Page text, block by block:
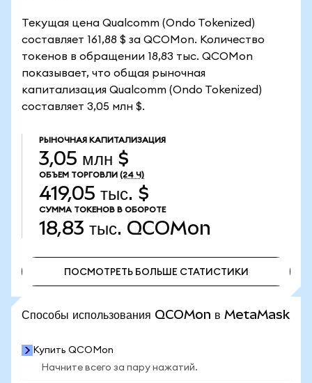
Текущая цена Qualcomm (Ondo Tokenized)
составляет 161,88 $ за QCOMon. Количество
токенов в обращении 18,83 тыс. QCOMon
показывает, что общая рыночная
капитализация Qualcomm (Ondo Tokenized)
составляет 3,05 млн $.
РЫНОЧНАЯ КАПИТАЛИЗАЦИЯ
3,05 млн $
ОБЪЕМ ТОРГОВЛИ (24 Ч)
419,05 тыс. $
СУММА ТОКЕНОВ В ОБОРОТЕ
18,83 тыс. QCOMon
ПОСМОТРЕТЬ БОЛЬШЕ СТАТИСТИКИ
Способы использования QCOMon в MetaMask
Купить QCOMon
Начните всего за пару нажатий.